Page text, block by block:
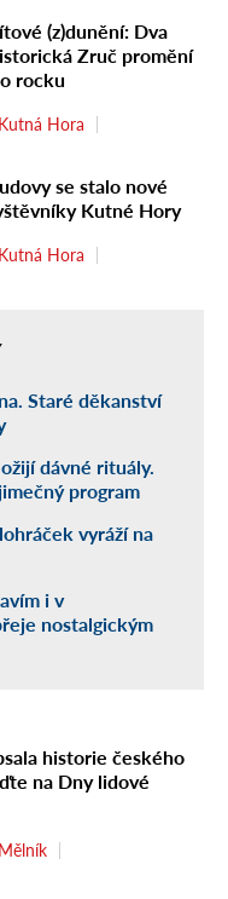
(z)dunění: Dva
Zruč promění
rocku
Kutná Hora
se stalo nové
Kutné Hory
Kutná Hora
Staré děkanství
dávné rituály.
program
vyráží na
i v
nostalgickým
historie českého
na Dny lidové
Mělník